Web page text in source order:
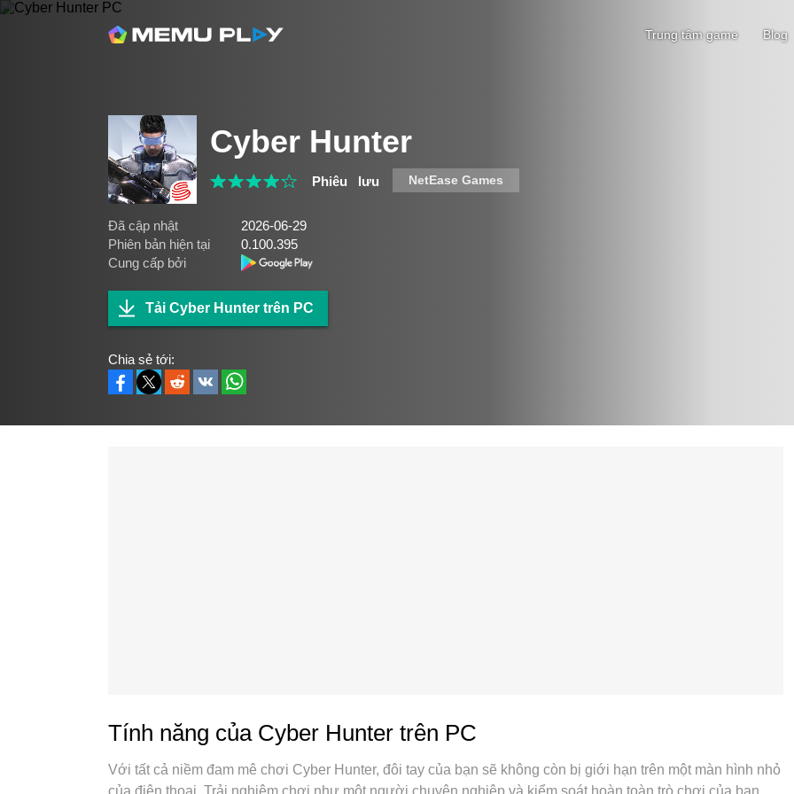
Blog
Trung tâm game
Cyber Hunter
Phiêu lưu NetEase Games
Đã cập nhật
2026-06-29
Phiên bản hiện tại
0.100.395
Cung cấp bởi
Tải Cyber Hunter trên PC
Chia sẻ tới:
Tính năng của Cyber Hunter trên PC
Với tất cả niềm đam mê chơi Cyber Hunter, đôi tay của bạn sẽ không còn bị giới hạn trên một màn hình nhỏ
của điện thoại. Trải nghiệm chơi như một người chuyên nghiệp và kiểm soát hoàn toàn trò chơi của bạn